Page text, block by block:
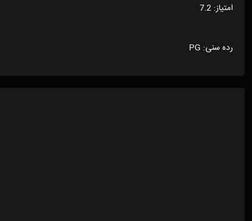
امتیاز: 7.2
رده سنی: PG